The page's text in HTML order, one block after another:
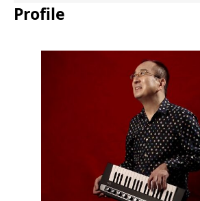
Profile